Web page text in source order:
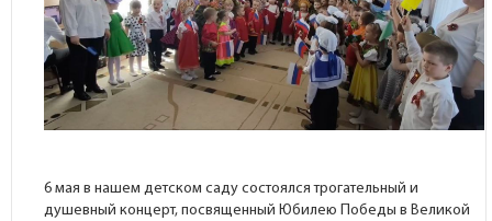
6 мая в нашем детском саду состоялся трогательный и
душевный концерт, посвященный Юбилею Победы в Великой